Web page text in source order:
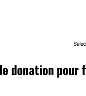
donation pour